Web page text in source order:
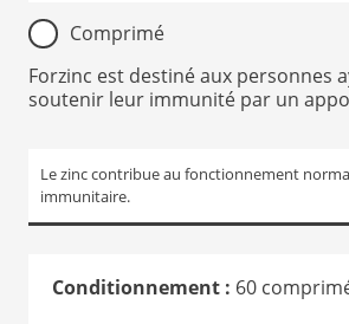
Item
1
of
1
Comprimé
Forzinc est destiné aux personnes
soutenir leur immunité par un
Le zinc contribue au fonctionnement
immunitaire.
Conditionnement : 60